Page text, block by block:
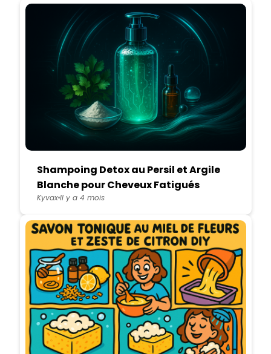
Shampoing Detox au Persil et Argile
Blanche pour Cheveux Fatigués
KyvaxIl y a 4 mois